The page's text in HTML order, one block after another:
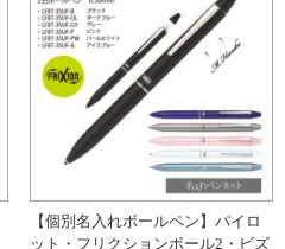
【個別名入れボールペン】パイロ
ット・フリクションボール2・ビズ